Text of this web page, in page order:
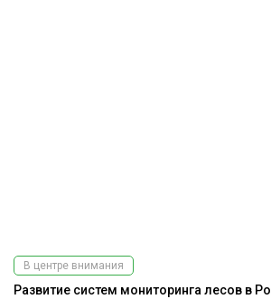
В центре внимания
Развитие систем мониторинга лесов в